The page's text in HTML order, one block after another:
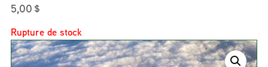
5,00 $
Rupture de stock